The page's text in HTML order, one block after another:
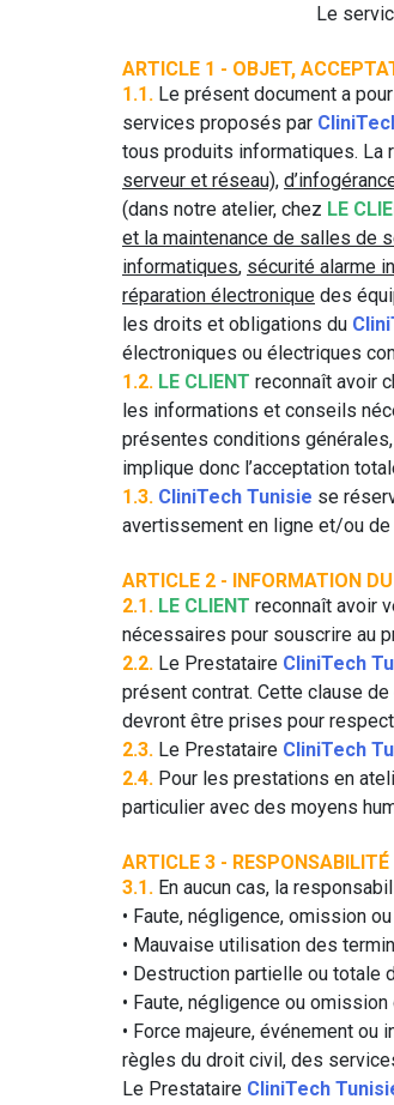
Le
ARTICLE 1 - OBJET,
1.1. Le présent document a
services proposés par
tous produits informatiques. La
serveur et réseau),
(dans notre atelier, chez LE
et la maintenance de salles de
informatiques, sécurité alarme
réparation électronique des
les droits et obligations du
électroniques ou électriques
1.2. LE CLIENT reconnaît avoir
les informations et conseils
présentes conditions
implique donc l’acceptation
1.3. CliniTech Tunisie se
avertissement en ligne et/ou
ARTICLE 2 - INFORMATION
2.1. LE CLIENT reconnaît avoir
nécessaires pour souscrire au
2.2. Le Prestataire CliniTech
présent contrat. Cette clause
devront être prises pour
2.3. Le Prestataire CliniTech
2.4. Pour les prestations en
particulier avec des moyens
ARTICLE 3 -
3.1. En aucun cas, la
• Faute, négligence, omission
• Mauvaise utilisation des
• Destruction partielle ou totale
• Faute, négligence ou
• Force majeure, événement
règles du droit civil, des
Le Prestataire CliniTech